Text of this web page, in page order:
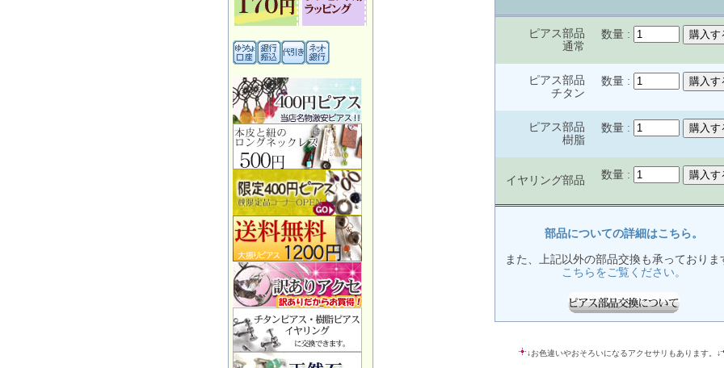
ピアス部品
通常
数量 :
ピアス部品
チタン
数量 :
ピアス部品
樹脂
数量 :
イヤリング部品 数量 :
部品についての詳細はこちら。
また、上記以外の部品交換も承っておりま
こちらをご覧ください。
↓お色違いやおそろいになるアクセサリもあります。↓